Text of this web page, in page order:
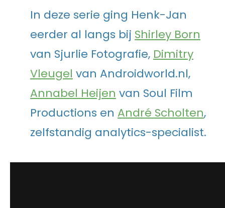
In deze serie ging Henk-Jan
eerder al langs bij Shirley Born
van Sjurlie Fotografie, Dimitry
Vleugel van Androidworld.nl,
Annabel Heijen van Soul Film
Productions en André Scholten,
zelfstandig analytics-specialist.